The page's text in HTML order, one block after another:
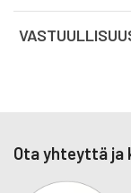
suunnittelussa
tekee Egoé-
Ota yhteyttä ja